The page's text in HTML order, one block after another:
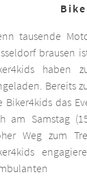
tausende
brausen
haben
Bereits
Biker4kids das
am Samstag
Weg zum